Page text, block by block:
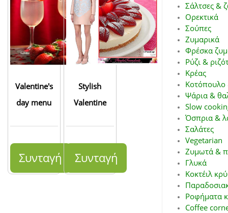
Valentine's
day menu
Συνταγή
Stylish
Valentine
Συνταγή
Σάλτσες &
Ορεκτικά
Σούπες
Ζυμαρικά
Φρέσκα
Ρύζι &
Κρέας
Κοτόπουλο
Ψάρια &
Slow
Όσπρια &
Σαλάτες
Vegetarian
Ζυμωτά &
Γλυκά
Κοκτέιλ
Ροφήματα
Coffee